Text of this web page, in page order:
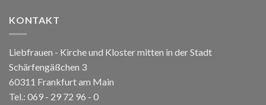
KONTAKT
Liebfrauen - Kirche und Kloster mitten in der Stadt
Schärfengäßchen 3
60311 Frankfurt am Main
Tel.: 069 - 29 72 96 - 0